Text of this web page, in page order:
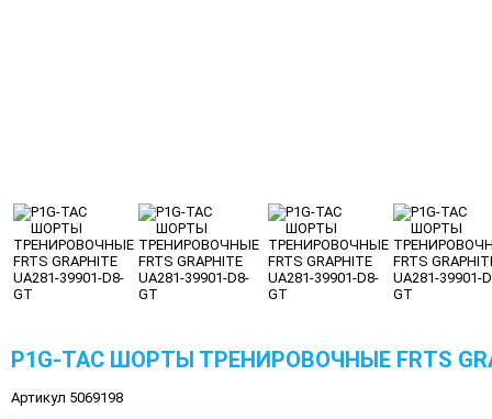
P1G-TAC ШОРТЫ ТРЕНИРОВОЧНЫЕ FRTS
Артикул 5069198